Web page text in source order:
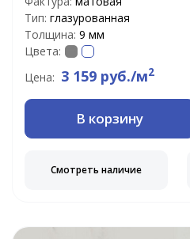
Тип: глазурованная
Толщина: 9 мм
Цвета:
Цена: 3 159 руб./м2
В корзину
Смотреть наличие